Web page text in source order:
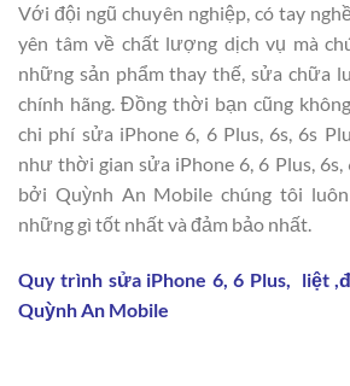
Với đội ngũ chuyên nghiệp, có tay
yên tâm về chất lượng dịch vụ mà
những sản phẩm thay thế, sửa chữa
chính hãng. Đồng thời bạn cũng
chi phí sửa iPhone 6, 6 Plus, 6s, 6s
như thời gian sửa iPhone 6, 6 Plus,
bởi Quỳnh An Mobile chúng tôi
những gì tốt nhất và đảm bảo nhất.
Quy trình sửa iPhone 6,6 Plus, liệt
Quỳnh An Mobile